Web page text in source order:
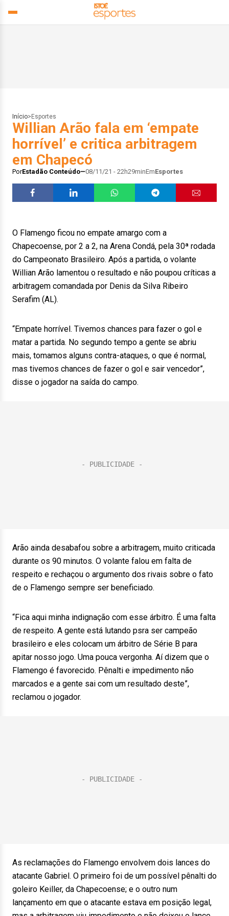
Início> Esportes
Willian Arão fala em ‘empate
horrível’ e critica arbitragem
em Chapecó
PorEstadão Conteúdo 08/11/21 - 22h29minEmEsportes
O Flamengo ficou no empate amargo com a
Chapecoense, por 2 a 2, na Arena Condá, pela 30ª rodada
do Campeonato Brasileiro. Após a partida, o volante
Willian Arão lamentou o resultado e não poupou críticas a
arbitragem comandada por Denis da Silva Ribeiro
Serafim (AL).
“Empate horrível. Tivemos chances para fazer o gol e
matar a partida. No segundo tempo a gente se abriu
mais, tomamos alguns contra-ataques, o que é normal,
mas tivemos chances de fazer o gol e sair vencedor”,
disse o jogador na saída do campo.
Arão ainda desabafou sobre a arbitragem, muito criticada
durante os 90 minutos. O volante falou em falta de
respeito e rechaçou o argumento dos rivais sobre o fato
de o Flamengo sempre ser beneficiado.
“Fica aqui minha indignação com esse árbitro. É uma falta
de respeito. A gente está lutando psra ser campeão
brasileiro e eles colocam um árbitro de Série B para
apitar nosso jogo. Uma pouca vergonha. Aí dizem que o
Flamengo é favorecido. Pênalti e impedimento não
marcados e a gente sai com um resultado deste”,
reclamou o jogador.
As reclamações do Flamengo envolvem dois lances do
atacante Gabriel. O primeiro foi de um possível pênalti do
goleiro Keiller, da Chapecoense; e o outro num
lançamento em que o atacante estava em posição legal,